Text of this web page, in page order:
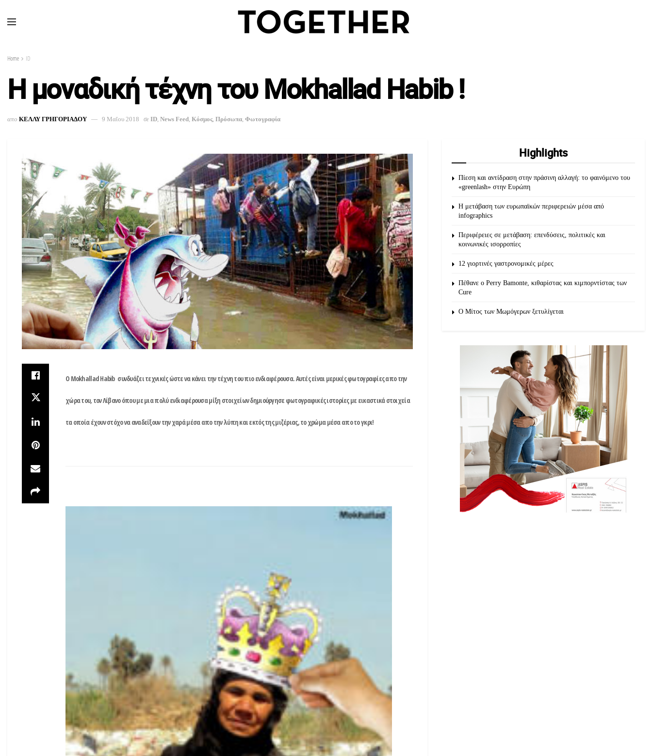
Home ID
Η μοναδική τέχνη του Mokhallad Habib !
απο ΚΕΛΛΥ ΓΡΗΓΟΡΙΑΔΟΥ 9 Μαΐου 2018 σε ID, News Feed, Κόσμος, Πρόσωπα, Φωτογραφία
O Mokhallad Habib συνδυάζει τεχνικές ώστε να κάνει την τέχνη του πιο ενδιαφέρουσα. Αυτές είναι μερικές φωτογραφίες απο την
χώρα του, τον Λίβανο όπου με μια πολύ ενδιαφέρουσα μίξη στοιχείων δημιούργησε φωτογραφικές ιστορίες με εικαστικά στοιχεία
τα οποία έχουν στόχο να αναδείξουν την χαρά μέσα απο την λύπη και εκτός της μιζέριας, το χρώμα μέσα απο το γκρι!
Highlights
Πίεση και αντίδραση στην πράσινη αλλαγή: το φαινόμενο του
«greenlash» στην Ευρώπη
Η μετάβαση των ευρωπαϊκών περιφερειών μέσα από
infographics
Περιφέρειες σε μετάβαση: επενδύσεις, πολιτικές και
κοινωνικές ισορροπίες
12 γιορτινές γαστρονομικές μέρες
Πέθανε ο Perry Bamonte, κιθαρίστας και κιμπορντίστας των
Cure
O Μίτος των Μωμόγερων ξετυλίγεται